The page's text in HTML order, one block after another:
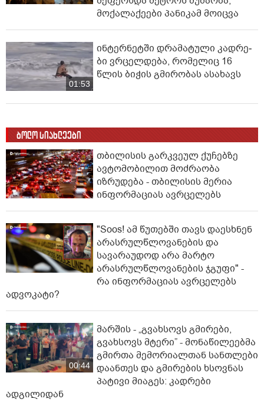
მოქალაქეები პანიკამ მოიცვა
01:53
ინ­ტერ­ნეტ­ში დრა­მა­ტუ­ლი კად­რე­
ბი ვრცელდება, რომელიც 16
წლის ბიჭის გმირობას ასახავს
ბოლო სიახლეები
თბილისის გარკვეულ ქუჩებზე
ავტომობილით მოძრაობა
იზრუდება - თბილისის მერია
ინფორმაციას ავრცელებს
"Soos! ამ წუთებში თავს დაესხნენ
არასრულწლოვანების და
სავარაუდოდ არა მარტო
არასრულწლოვანების ჯგუფი" -
რა ინფორმაციას ავრცელებს
ადვოკატი?
00:44
მარშის - „გვახსოვს გმირები,
გვახსოვს მტერი” - მონაწილეებმა
გმირთა მემორიალთან სანთლები
დაანთეს და გმირების ხსოვნას
პატივი მიაგეს: კადრები
ადგილიდან